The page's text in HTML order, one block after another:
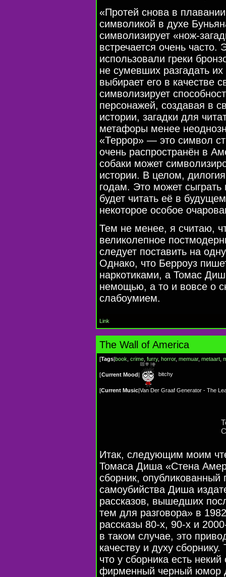
«Протей снова в
символикой в ​​духе
символизирует «нож-
встречается очень
использовали греки
не сумевших разгадать
выбирает его в качестве
символизирует
персонажей, создавая в
истории, загадки для
метафоры менее
«Террор» — это символ
очень распространён в
собаки может
истории. В целом,
годам. Это может сыграть
будет читать её в
некоторое особое
Тем не менее, я считаю,
великолепное
следует поставить на
Однако, что Берроуз
наркотиками, а Томас
немощью, а то и вовсе о
слабоумием.
Link
The Wall of America
[Tags|book crime furry, horror, memuar, metaart
[Current Mood| bitchy
[Current Music|Van Der Graaf Generator - The
Итак, следующим моим
Томаса Диша «Стена
сборник, опубликованный
самоубийства Диша
рассказов, вышедших
тем для разговора» в
рассказы 80-х, 90-х и
в таком случае, это
качеству и духу
что у сборника есть
фирменный черный юмор